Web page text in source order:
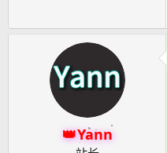
Yann